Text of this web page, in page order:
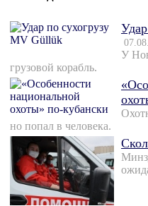
У
грузовой корабль.
но попал в человека.